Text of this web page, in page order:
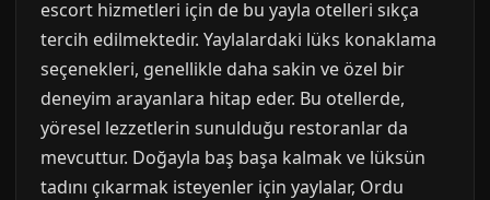
escort hizmetleri için de bu yayla otelleri sıkça
tercih edilmektedir. Yaylalardaki lüks konaklama
seçenekleri, genellikle daha sakin ve özel bir
deneyim arayanlara hitap eder. Bu otellerde,
yöresel lezzetlerin sunulduğu restoranlar da
mevcuttur. Doğayla baş başa kalmak ve lüksün
tadını çıkarmak isteyenler için yaylalar, Ordu